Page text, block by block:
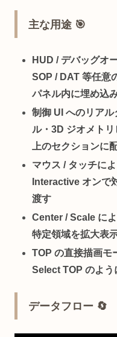
主な用途 🎯
HUD / デバッグオ
SOP / DAT 等任意
パネル内に埋め込
制御 UI へのリアル
ル・3D ジオメト
上のセクションに
マウス / タッチに
Interactive オンで
渡す
Center / Scale に
特定領域を拡大表
TOP の直接描画モ
Select TOP のよ
データフロー 🔄